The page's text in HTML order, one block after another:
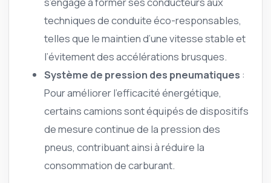
techniques de conduite éco-responsables,
telles que le maintien d’une vitesse stable et
l’évitement des accélérations brusques.
Système de pression des pneumatiques :
Pour améliorer l’efficacité énergétique,
certains camions sont équipés de dispositifs
de mesure continue de la pression des
pneus, contribuant ainsi à réduire la
consommation de carburant.